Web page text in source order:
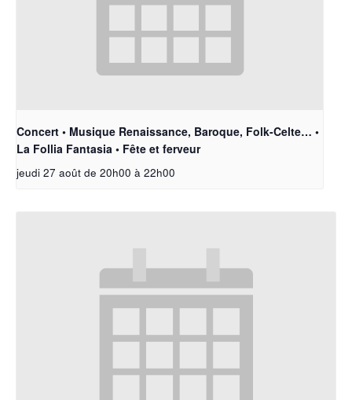
Concert • Musique Renaissance, Baroque, Folk-Celte… •
La Follia Fantasia • Fête et ferveur
jeudi 27 août de 20h00 à 22h00